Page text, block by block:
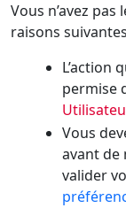
Vous n’avez
raisons
L’action
permise
Vous
avant de
valider